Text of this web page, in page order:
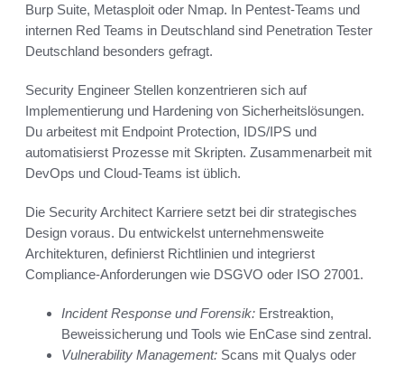
Burp Suite, Metasploit oder Nmap. In Pentest-Teams und
internen Red Teams in Deutschland sind Penetration Tester
Deutschland besonders gefragt.
Security Engineer Stellen konzentrieren sich auf
Implementierung und Hardening von Sicherheitslösungen.
Du arbeitest mit Endpoint Protection, IDS/IPS und
automatisierst Prozesse mit Skripten. Zusammenarbeit mit
DevOps und Cloud-Teams ist üblich.
Die Security Architect Karriere setzt bei dir strategisches
Design voraus. Du entwickelst unternehmensweite
Architekturen, definierst Richtlinien und integrierst
Compliance-Anforderungen wie DSGVO oder ISO 27001.
Incident Response und Forensik: Erstreaktion,
Beweissicherung und Tools wie EnCase sind zentral.
Vulnerability Management: Scans mit Qualys oder